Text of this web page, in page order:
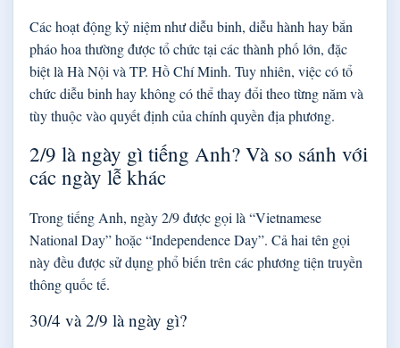
Các hoạt động kỷ niệm như diễu binh, diễu hành hay bắn
pháo hoa thường được tổ chức tại các thành phố lớn, đặc
biệt là Hà Nội và TP. Hồ Chí Minh. Tuy nhiên, việc có tổ
chức diễu binh hay không có thể thay đổi theo từng năm và
tùy thuộc vào quyết định của chính quyền địa phương.
2/9 là ngày gì tiếng Anh? Và so sánh với
các ngày lễ khác
Trong tiếng Anh, ngày 2/9 được gọi là “Vietnamese
National Day” hoặc “Independence Day”. Cả hai tên gọi
này đều được sử dụng phổ biến trên các phương tiện truyền
thông quốc tế.
30/4 và 2/9 là ngày gì?